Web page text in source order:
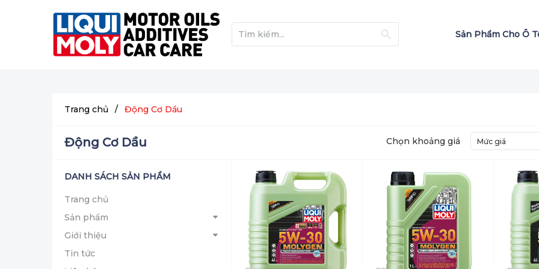
Sản Phẩm Cho Ô
Trang chủ / Động Cơ Dầu
Động Cơ Dầu Chọn khoảng giá Mức giá
DANH SÁCH SẢN PHẨM
Trang chủ
Sản phẩm
Giới thiệu
Tin tức